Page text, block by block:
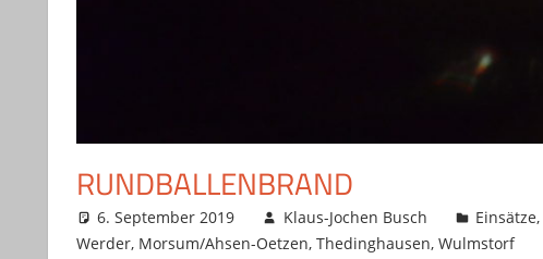
RUNDBALLENBRAND
6. September 2019 Klaus-Jochen Busch Einsätze,
Werder, Morsum/Ahsen-Oetzen, Thedinghausen, Wulmstorf